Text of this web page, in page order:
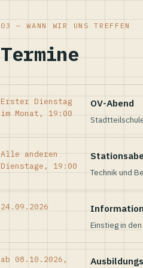
03 — WANN WIR UNS TREFFEN
Termine
Erster Dienstag
im Monat, 19:00
OV-Abend
Alle anderen
Dienstage, 19:00
Technik und
24.09.2026
Einstieg in
ab 08.10.2026,